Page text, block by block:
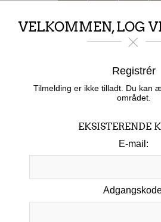
VELKOMMEN, LOG
Registrér
Tilmelding er ikke tilladt. Du kan
området.
EKSISTERENDE
E-mail: